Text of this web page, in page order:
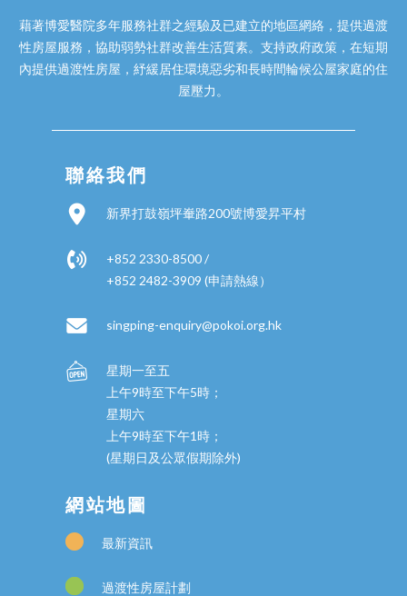
藉著博愛醫院多年服務社群之經驗及已建立的地區網絡，提供過渡
性房屋服務，協助弱勢社群改善生活質素。支持政府政策，在短期
內提供過渡性房屋，紓緩居住環境惡劣和長時間輪候公屋家庭的住
屋壓力。
聯絡我們
新界打鼓嶺坪輋路200號博愛昇平村
+852 2330-8500 /
+852 2482-3909 (申請熱線）
singping-enquiry@pokoi.org.hk
星期一至五
上午9時至下午5時；
星期六
上午9時至下午1時；
(星期日及公眾假期除外)
網站地圖
最新資訊
過渡性房屋計劃